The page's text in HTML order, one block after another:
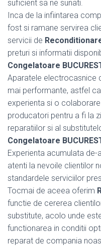
suficient sa ne sunati.
Inca de la infiintarea
fost si ramane servirea
servicii de
preturi si informatii
Congelatoare
Aparatele electrocasnice
mai performante, astfel
experienta si o
producatori pentru a fi la
reparatiilor si al
Congelatoare
Experienta acumulata de-
atenti la nevoile clientilor
standardele serviciilor
Tocmai de aceea oferim
functie de cererea
substitute, acolo unde
functionarea in conditii
reparat de compania